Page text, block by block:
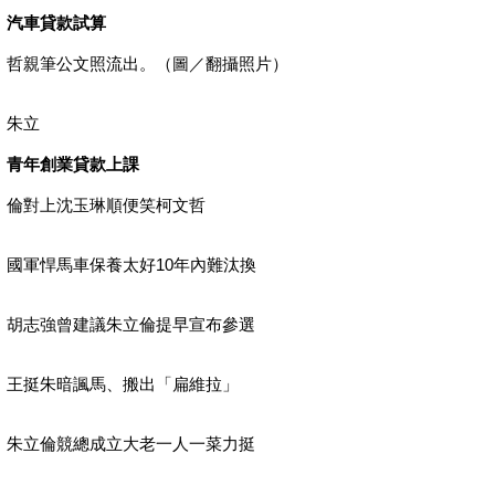
汽車貸款試算
哲親筆公文照流出。（圖／翻攝照片）
朱立
青年創業貸款上課
倫對上沈玉琳順便笑柯文哲
國軍悍馬車保養太好10年內難汰換
胡志強曾建議朱立倫提早宣布參選
王挺朱暗諷馬、搬出「扁維拉」
朱立倫競總成立大老一人一菜力挺